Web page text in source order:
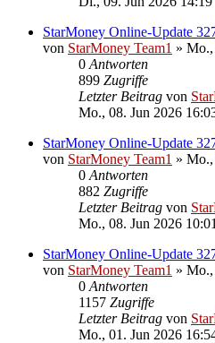
StarMoney Online-Update
von StarMoney Team1 » Mo.,
0 Antworten
899 Zugriffe
Letzter Beitrag von
Mo., 08. Jun 2026
StarMoney Online-Update
von StarMoney Team1 » Mo.,
0 Antworten
882 Zugriffe
Letzter Beitrag von
Mo., 08. Jun 2026 10:01
StarMoney Online-Update
von StarMoney Team1 » Mo.,
0 Antworten
1157 Zugriffe
Letzter Beitrag von
Mo., 01. Jun 2026